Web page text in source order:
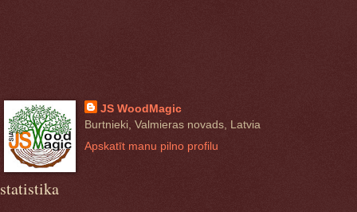
JS WoodMagic
Burtnieki, Valmieras novads, Latvia
Apskatīt manu pilno profilu
statistika